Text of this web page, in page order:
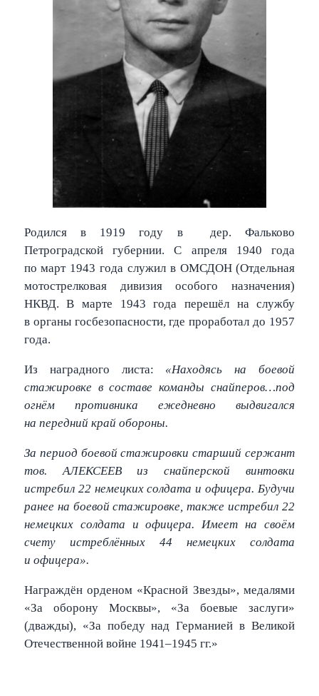
Родился в 1919 году в дер. Фальково
Петроградской губернии. С апреля 1940 года
по март 1943 года служил в ОМСДОН (Отдельная
мотострелковая дивизия особого назначения)
НКВД. В марте 1943 года перешёл на службу
в органы госбезопасности, где проработал до 1957
года.
Из наградного листа: «Находясь на боевой
стажировке в составе команды снайперов…под
огнём противника ежедневно выдвигался
на передний край обороны.
За период боевой стажировки старший сержант
тов. АЛЕКСЕЕВ из снайперской винтовки
истребил 22 немецких солдата и офицера. Будучи
ранее на боевой стажировке, также истребил 22
немецких солдата и офицера. Имеет на своём
счету истреблённых 44 немецких солдата
и офицера».
Награждён орденом «Красной Звезды», медалями
«За оборону Москвы», «За боевые заслуги»
(дважды), «За победу над Германией в Великой
Отечественной войне 1941–1945 гг.»